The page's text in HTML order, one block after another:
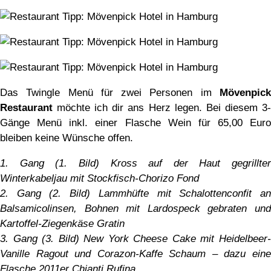
Das Twingle Menü für zwei Personen im Mövenpick
Restaurant möchte ich dir ans Herz legen. Bei diesem 3-
Gänge Menü inkl. einer Flasche Wein für 65,00 Euro
bleiben keine Wünsche offen.
1. Gang (1. Bild) Kross auf der Haut gegrillter
Winterkabeljau mit Stockfisch-Chorizo Fond
2. Gang (2. Bild) Lammhüfte mit Schalottenconfit an
Balsamicolinsen, Bohnen mit Lardospeck gebraten und
Kartoffel-Ziegenkäse Gratin
3. Gang (3. Bild) New York Cheese Cake mit Heidelbeer-
Vanille Ragout und Corazon-Kaffe Schaum – dazu eine